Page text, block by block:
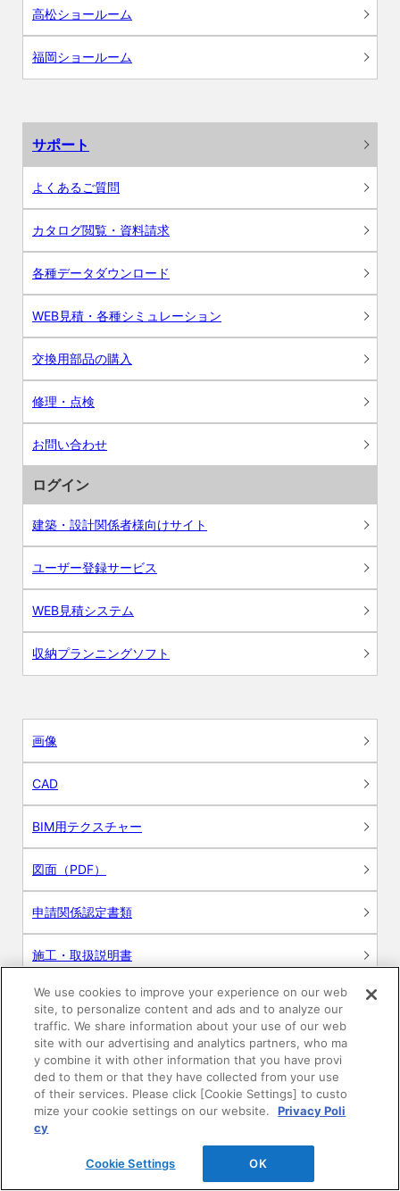
高松ショールーム
福岡ショールーム
サポート
よくあるご質問
カタログ閲覧・資料請求
各種データダウンロード
WEB見積・各種シミュレーション
交換用部品の購入
修理・点検
お問い合わせ
ログイン
建築・設計関係者様向けサイト
ユーザー登録サービス
WEB見積システム
収納プランニングソフト
画像
CAD
BIM用テクスチャー
図面（PDF）
申請関係認定書類
施工・取扱説明書
動画
シミュレーションツール
24時間換気システム〈エアスマート〉
簡易設計見積ソフト
R&Dセンター環境測定・分析サービス
商品マスター申し込み
We use cookies to improve your experience on our web
site, to personalize content and ads and to analyze our
traffic. We share information about your use of our web
site with our advertising and analytics partners, who ma
y combine it with other information that you have provi
ded to them or that they have collected from your use
of their services. Please click [Cookie Settings] to custo
mize your cookie settings on our website.
Privacy Poli
cy
Cookie Settings OK